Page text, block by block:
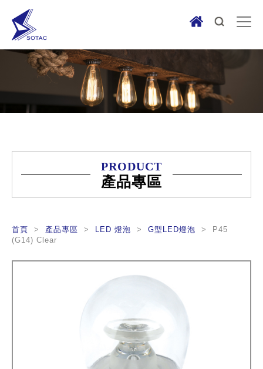
PRODUCT
產品專區
首頁 > 產品專區 > LED 燈泡 > G型LED燈泡
> P45
(G14) Clear